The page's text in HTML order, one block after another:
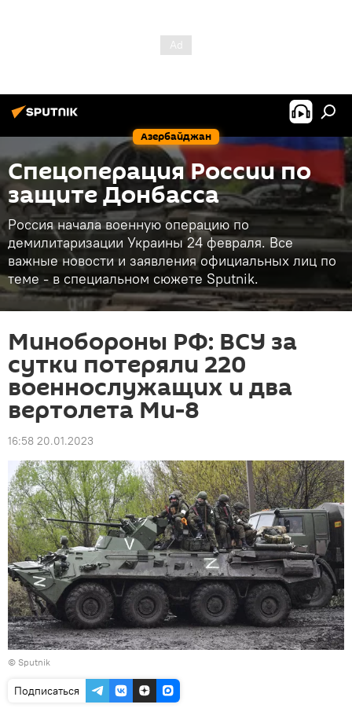
Азербайджан
Спецоперация России по
защите Донбасса
Россия начала военную операцию по
демилитаризации Украины 24 февраля. Все
важные новости и заявления официальных лиц по
теме - в специальном сюжете Sputnik.
Минобороны РФ: ВСУ за
сутки потеряли 220
военнослужащих и два
вертолета Ми-8
16:58 20.01.2023
© Sputnik
Подписаться